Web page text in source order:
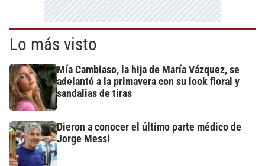
Lo más visto
Mía Cambiaso, la hija de María Vázquez, se
adelantó a la primavera con su look floral y
sandalias de tiras
Dieron a conocer el último parte médico de
Jorge Messi